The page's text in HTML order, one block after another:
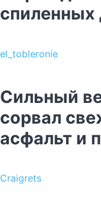
спиленных
el_tobleronie
Сильный
сорвал
асфальт и
Craigrets